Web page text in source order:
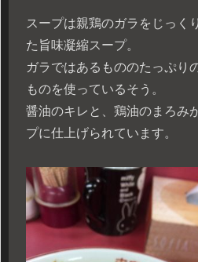
スープは親鶏のガラをじっく
た旨味凝縮スープ。
ガラではあるもののたっぷり
ものを使っているそう。
醤油のキレと、鶏油のまろみ
プに仕上げられています。